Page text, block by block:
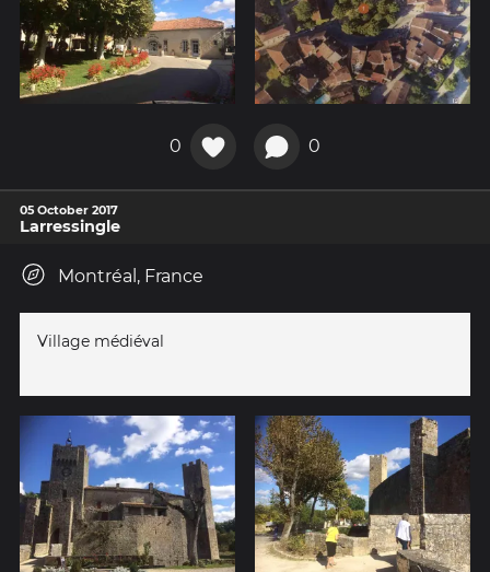
0 0
05 October 2017
Larressingle
Montréal, France
Village médiéval